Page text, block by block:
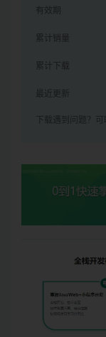
有效期
累计销量
累计下载
最近更新
下载遇到问题？